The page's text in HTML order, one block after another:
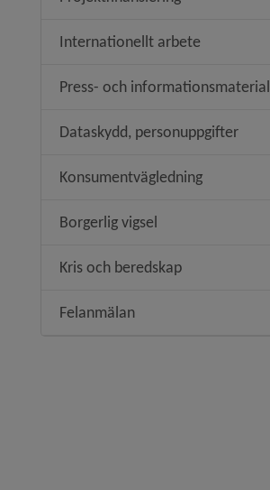
Internationellt arbete
Press- och informationsmaterial
Dataskydd, personuppgifter
Konsumentvägledning
Borgerlig vigsel
Kris och beredskap
Felanmälan